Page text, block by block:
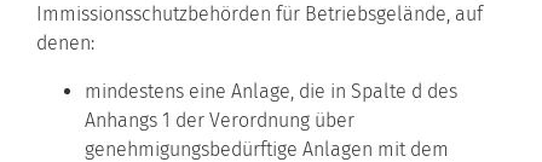
Immissionsschutzbehörden für Betriebsgelände, auf
denen:
mindestens eine Anlage, die in Spalte d des
Anhangs 1 der Verordnung über
genehmigungsbedürftige Anlagen mit dem